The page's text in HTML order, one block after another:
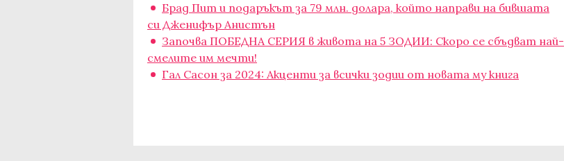
Брад Пит и подаръкът за 79 млн. долара, който направи на бившата
си Дженифър Анистън
Започва ПОБЕДНА СЕРИЯ в живота на 5 ЗОДИИ: Скоро се сбъдват най-
смелите им мечти!
Гал Сасон за 2024: Акценти за всички зодии от новата му книга